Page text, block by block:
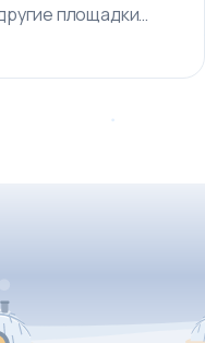
площадки…